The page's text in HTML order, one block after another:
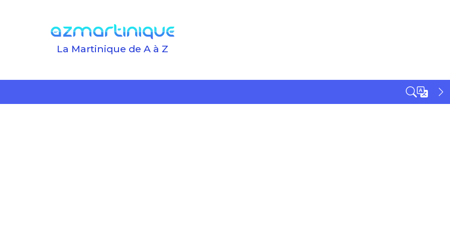
La Martinique de A à Z